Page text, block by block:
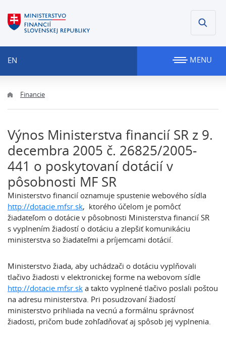
EN MENU
Financie
Výnos Ministerstva financií SR z 9.
decembra 2005 č. 26825/2005-
441 o poskytovaní dotácií v
pôsobnosti MF SR
Ministerstvo financií oznamuje spustenie webového sídla
http://dotacie.mfsr.sk, ktorého účelom je pomôcť
žiadateľom o dotácie v pôsobnosti Ministerstva financií SR
s vyplnením žiadostí o dotáciu a zlepšiť komunikáciu
ministerstva so žiadateľmi a príjemcami dotácií.
Ministerstvo žiada, aby uchádzači o dotáciu vyplňovali
tlačivo žiadosti v elektronickej forme na webovom sídle
http://dotacie.mfsr.sk a takto vyplnené tlačivo poslali poštou
na adresu ministerstva. Pri posudzovaní žiadostí
ministerstvo prihliada na vecnú a formálnu správnosť
žiadosti, pričom bude zohľadňovať aj spôsob jej vyplnenia.